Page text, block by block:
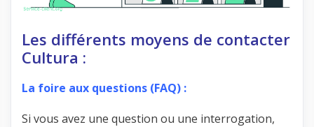
Les différents moyens de contacter
Cultura :
La foire aux questions (FAQ) :
Si vous avez une question ou une interrogation,